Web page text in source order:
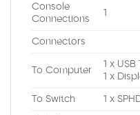
Console
Connections
1
Connectors
To Computer
1 x
1 x
To Switch 1 x